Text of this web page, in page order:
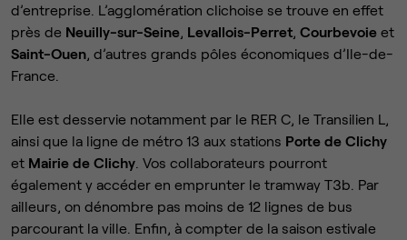
d’entreprise. L’agglomération clichoise se trouve en effet
près de Neuilly-sur-Seine, Levallois-Perret, Courbevoie et
Saint-Ouen, d’autres grands pôles économiques d’Ile-de-
France.
Elle est desservie notamment par le RER C, le Transilien L,
ainsi que la ligne de métro 13 aux stations Porte de Clichy
et Mairie de Clichy . Vos collaborateurs pourront
également y accéder en emprunter le tramway T3b. Par
ailleurs, on dénombre pas moins de 12 lignes de bus
parcourant la ville. Enfin, à compter de la saison estivale